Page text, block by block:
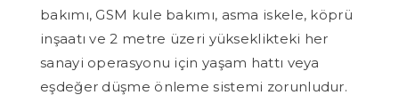
bakımı, GSM kule bakımı, asma iskele, köprü
inşaatı ve 2 metre üzeri yükseklikteki her
sanayi operasyonu için yaşam hattı veya
eşdeğer düşme önleme sistemi zorunludur.